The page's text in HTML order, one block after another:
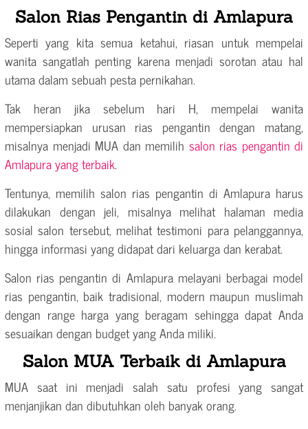
Salon Rias Pengantin di Amlapura
Seperti yang kita semua ketahui, riasan untuk mempelai
wanita sangatlah penting karena menjadi sorotan atau hal
utama dalam sebuah pesta pernikahan.
Tak heran jika sebelum hari H, mempelai wanita
mempersiapkan urusan rias pengantin dengan matang,
misalnya menjadi MUA dan memilih salon rias pengantin di
Amlapura yang terbaik.
Tentunya, memilih salon rias pengantin di Amlapura harus
dilakukan dengan jeli, misalnya melihat halaman media
sosial salon tersebut, melihat testimoni para pelanggannya,
hingga informasi yang didapat dari keluarga dan kerabat.
Salon rias pengantin di Amlapura melayani berbagai model
rias pengantin, baik tradisional, modern maupun muslimah
dengan range harga yang beragam sehingga dapat Anda
sesuaikan dengan budget yang Anda miliki.
Salon MUA Terbaik di Amlapura
MUA saat ini menjadi salah satu profesi yang sangat
menjanjikan dan dibutuhkan oleh banyak orang.